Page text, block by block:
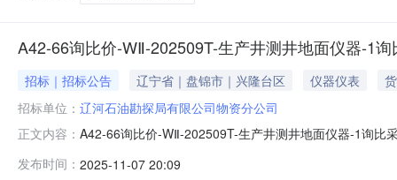
A42-66询比价-WⅡ-202509T-生产井测井地面仪器-1
招标｜招标公告 辽宁省｜盘锦市｜兴隆台区 仪器仪表
招标单位： 辽河石油勘探局有限公司物资分公司
正文内容： A42-66询比价-WⅡ-202509T-生产井测井地面仪器-1询比
器-11.0.3.20251107公告(邀.pdf物资明细附件.xls
发布时间： 2025-11-07 20:09